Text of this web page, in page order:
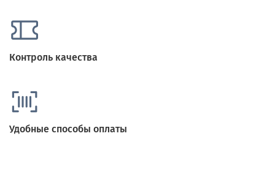
Контроль качества
Удобные способы оплаты